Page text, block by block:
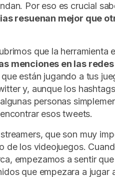
Por eso es crucial
resuenan mejor que
que la herramienta
menciones en las
están jugando a tus
y, aunque los
personas
esos tweets.
que son muy
de los videojuegos.
empezamos a sentir
que empezara a jugar